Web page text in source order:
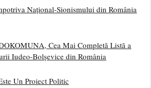
Național-Sionismului din România
Cea Mai Completă Listă a
Iudeo-Bolșevice din România
Un Proiect Politic